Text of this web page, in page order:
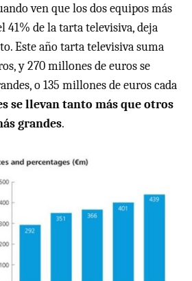
ven que los dos equipos más
41% de la tarta televisiva, deja
Este año tarta televisiva suma
y 270 millones de euros se
o 135 millones de euros cada
se llevan tanto más que otros
grandes.